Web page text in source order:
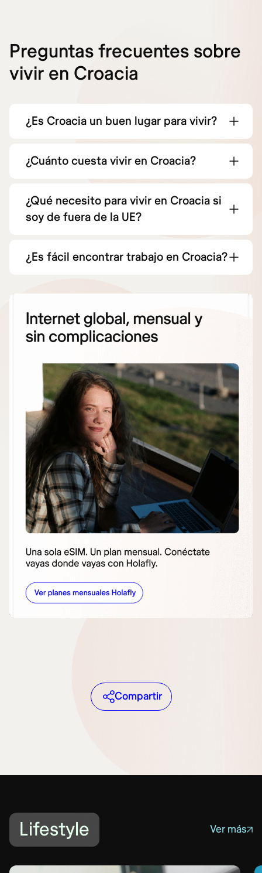
Preguntas frecuentes sobre
vivir en Croacia
¿Es Croacia un buen lugar para vivir?
¿Cuánto cuesta vivir en Croacia?
¿Qué necesito para vivir en Croacia si
soy de fuera de la UE?
¿Es fácil encontrar trabajo en Croacia?
Compartir
Lifestyle Ver más